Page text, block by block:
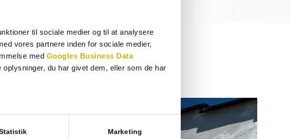
til sociale medier og til at analysere
vores partnere inden for sociale medier,
med Googles Business Data
du har givet dem, eller som de har
Marketing